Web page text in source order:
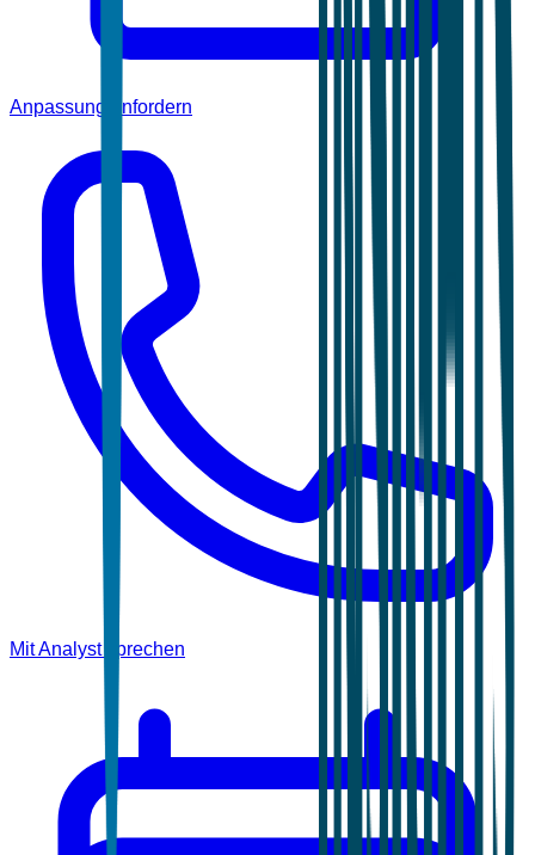
Anpassung anfordern
Mit Analyst sprechen